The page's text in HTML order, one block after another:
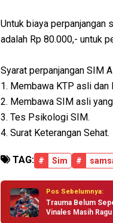
Untuk biaya perpanjangan
adalah Rp 80.000,- untuk
Syarat perpanjangan SIM
1. Membawa KTP asli dan
2. Membawa SIM asli
3. Tes Psikologi SIM.
4. Surat Keterangan Sehat.
TAG: # Sim #
Pos Sebelumnya:
Trauma Belum
Vinales Masih